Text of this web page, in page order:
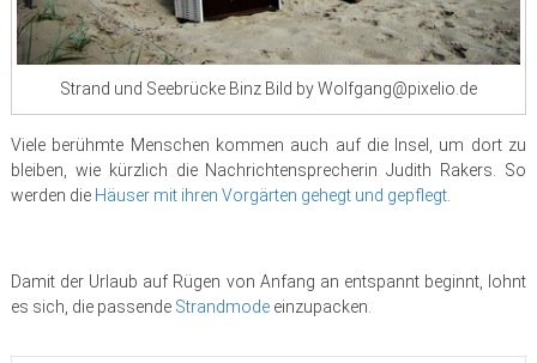
Strand und Seebrücke Binz Bild by Wolfgang@pixelio.de
Viele berühmte Menschen kommen auch auf die Insel, um dort zu
bleiben, wie kürzlich die Nachrichtensprecherin Judith Rakers. So
werden die Häuser mit ihren Vorgärten gehegt und gepflegt.
Damit der Urlaub auf Rügen von Anfang an entspannt beginnt, lohnt
es sich, die passende Strandmodeeinzupacken.